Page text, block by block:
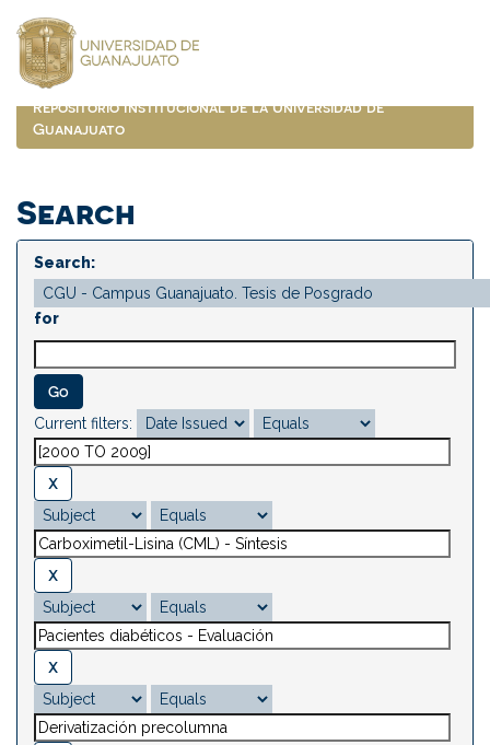
navigation
Repositorio Institucional de la Universidad de
Guanajuato
Search
Search:
for
Current filters: